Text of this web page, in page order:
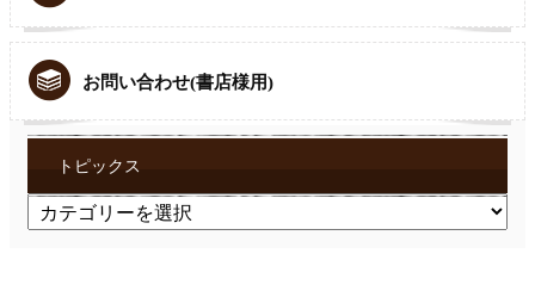
お問い合わせ(書店様用)
トピックス
ト